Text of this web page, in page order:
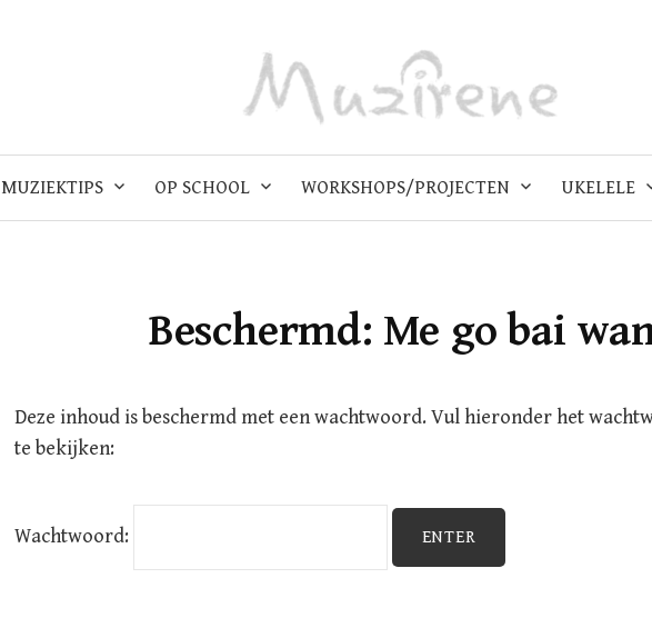
MUZIEKTIPS OP SCHOOL WORKSHOPS/PROJECTEN UKELELE
Beschermd: Me go bai
Deze inhoud is beschermd met een wachtwoord. Vul hieronder het
te bekijken:
Wachtwoord: